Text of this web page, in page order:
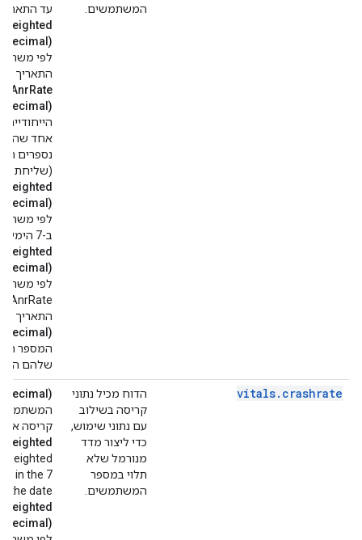
המשתמשים.
עד
התאריך
אחד
(שליחת
ב-7 הימים עד התאריך כולל.
לפי
התאריך
המספר
שלהם היו
vitals. crashrate
הדוח מכיל נתוני
קריסה בשילוב
עם נתוני שימוש,
כדי ליצור מדד
מנורמל שלא
תלוי במספר
המשתמשים.
המשתמשים
קריסה
weighted
in the 7
the date.
(google.type.Decimal)